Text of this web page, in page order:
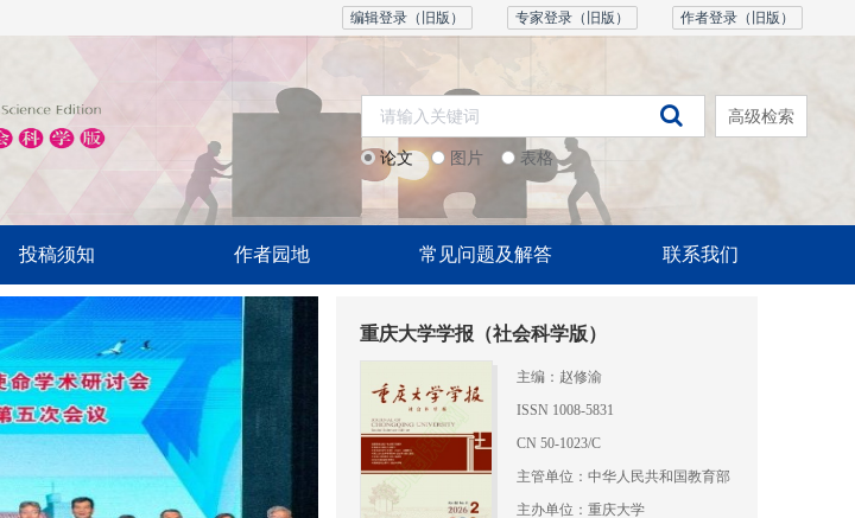
作者登录（旧版）
专家登录（旧版）
编辑登录（旧版）
论文 图片 表格
高级检索
投稿须知 作者园地 常见问题及解答 联系我们
重庆大学学报（社会科学版）
主编：赵修渝
ISSN 1008-5831
CN 50-1023/C
主管单位：中华人民共和国教育部
主办单位：重庆大学